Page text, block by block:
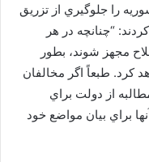
را جلوگيري از تزريق
“چنانچه در هر
مجهز شوند، بطور
كرد. طبعاً اگر مخالفان
از دولت براي
براي بيان مواضع خود